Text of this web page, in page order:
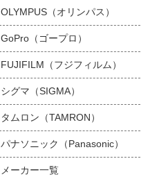
OLYMPUS（オリンパス）
GoPro（ゴープロ）
FUJIFILM（フジフィルム）
シグマ（SIGMA）
タムロン（TAMRON）
パナソニック（Panasonic）
メーカー一覧